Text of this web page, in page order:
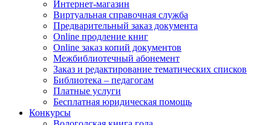
Интернет-магазин
Виртуальная справочная служба
Предварительный заказ документа
Online продление книг
Online заказ копий документов
Межбиблиотечный абонемент
Заказ и редактирование тематических списков
Библиотека – педагогам
Платные услуги
Бесплатная юридическая помощь
Конкурсы